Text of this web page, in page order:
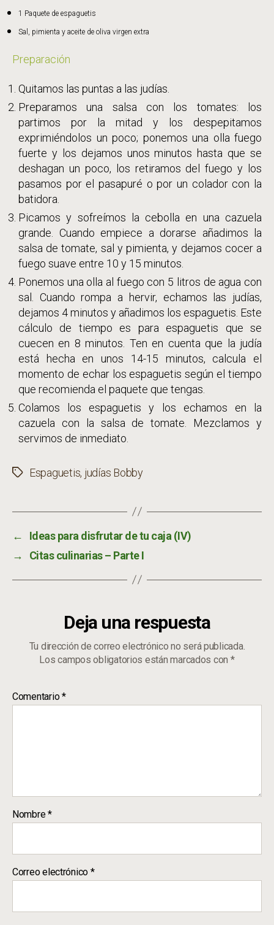
1 Paquete de espaguetis
Sal, pimienta y aceite de oliva virgen extra
Preparación
Quitamos las puntas a las judías.
Preparamos una salsa con los tomates: los
partimos por la mitad y los despepitamos
exprimiéndolos un poco; ponemos una olla fuego
fuerte y los dejamos unos minutos hasta que se
deshagan un poco, los retiramos del fuego y los
pasamos por el pasapuré o por un colador con la
batidora.
Picamos y sofreímos la cebolla en una cazuela
grande. Cuando empiece a dorarse añadimos la
salsa de tomate, sal y pimienta, y dejamos cocer a
fuego suave entre 10 y 15 minutos.
Ponemos una olla al fuego con 5 litros de agua con
sal. Cuando rompa a hervir, echamos las judías,
dejamos 4 minutos y añadimos los espaguetis. Este
cálculo de tiempo es para espaguetis que se
cuecen en 8 minutos. Ten en cuenta que la judía
está hecha en unos 14-15 minutos, calcula el
momento de echar los espaguetis según el tiempo
que recomienda el paquete que tengas.
Colamos los espaguetis y los echamos en la
cazuela con la salsa de tomate. Mezclamos y
servimos de inmediato.
Etiquetas
Espaguetis, judías Bobby
←
Ideas para disfrutar de tu caja (IV)
→
Citas culinarias – Parte I
Deja una respuesta
Tu dirección de correo electrónico no será publicada.
Los campos obligatorios están marcados con *
Comentario*
Nombre*
Correo electrónico *